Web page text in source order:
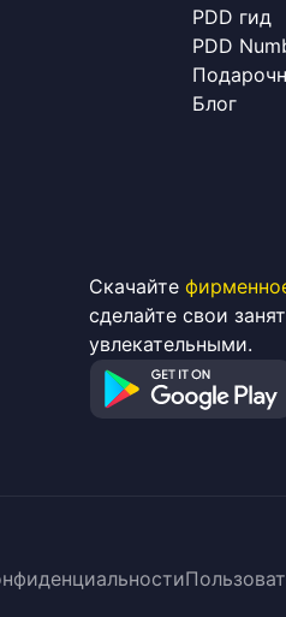
PDD гид
PDD
Блог
Скачайте
сделайте свои
увлекательными.